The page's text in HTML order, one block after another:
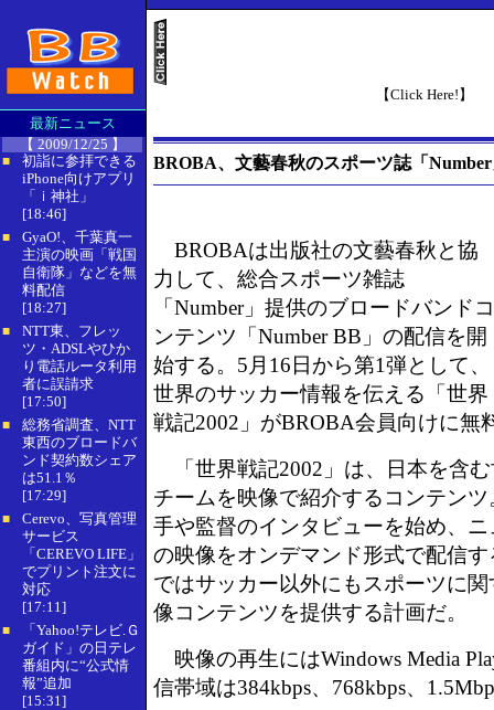
最新ニュース
【 2009/12/25 】
■
初詣に参拝できる
iPhone向けアプリ
「ｉ神社」
[18:46]
■
GyaO!、千葉真一
主演の映画「戦国
自衛隊」などを無
料配信
[18:27]
■
NTT東、フレッ
ツ・ADSLやひか
り電話ルータ利用
者に誤請求
[17:50]
■
総務省調査、NTT
東西のブロードバ
ンド契約数シェア
は51.1％
[17:29]
■
Cerevo、写真管理
サービス
「CEREVO LIFE」
でプリント注文に
対応
[17:11]
■
「Yahoo!テレビ.Ｇ
ガイド」の日テレ
番組内に“公式情
報”追加
[15:31]
【Click Here!】
BROBA、文藝春秋のスポーツ誌「
BROBAは出版社の文藝春秋と協
力して、総合スポーツ雑誌
「Number」提供のブロードバンドコ
ンテンツ「Number BB」の配信を開
始する。5月16日から第1弾として、
世界のサッカー情報を伝える「世界
戦記2002」がBROBA会員向けに無
「世界戦記2002」は、日本を含
チームを映像で紹介するコンテン
手や監督のインタビューを始め、
の映像をオンデマンド形式で配信す
ではサッカー以外にもスポーツに
像コンテンツを提供する計画だ。
映像の再生にはWindows Media
信帯域は384kbps、768kbps、